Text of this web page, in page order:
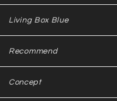
Living Box Blue
Recommend
Concept